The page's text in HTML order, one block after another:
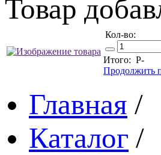
Товар
Кол-во:
Итого: Р-
Продолжить
Главная /
Каталог /